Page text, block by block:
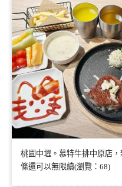
桃園中壢。慕特牛排中原店
條還可以無限續(瀏覽：68)